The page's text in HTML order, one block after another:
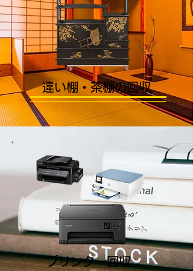
違い棚・茶棚の回収
プリンター回収